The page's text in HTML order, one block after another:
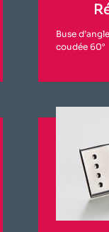
Buse
coudée 60°